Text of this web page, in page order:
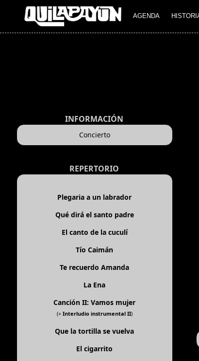
AGENDA
INFORMACIÓN
Concierto
REPERTORIO
Plegaria a un labrador
Qué dirá el santo padre
El canto de la cuculí
Tío Caimán
Te recuerdo Amanda
La Ena
Canción II: Vamos mujer
(+ Interludio instrumental II)
Que la tortilla se vuelva
El cigarrito